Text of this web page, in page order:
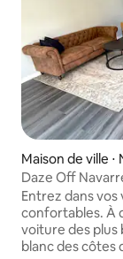
Maison de ville ⋅
Daze Off
Entrez dans
confortables. À
voiture des plus
blanc des côtes